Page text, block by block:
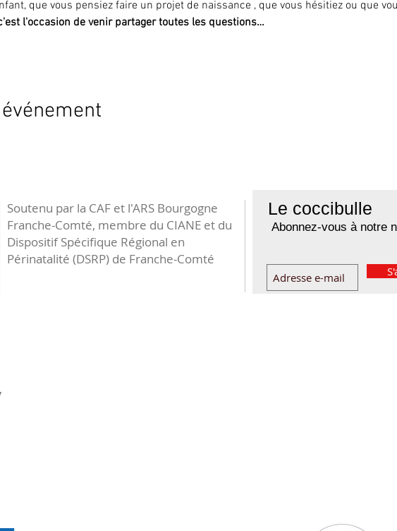
que vous pensiez faire un projet de naissance , que vous hésitiez ou que
l'occasion de venir partager toutes les questions…
Le coccibulle
Abonnez-vous à notre
Soutenu par la CAF et l'ARS Bourgogne
Franche-Comté, membre du CIANE et du
Dispositif Spécifique Régional en
Périnatalité (DSRP) de Franche-Comté